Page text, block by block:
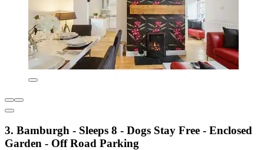
3. Bamburgh - Sleeps 8 - Dogs Stay Free - Enclosed
Garden - Off Road Parking